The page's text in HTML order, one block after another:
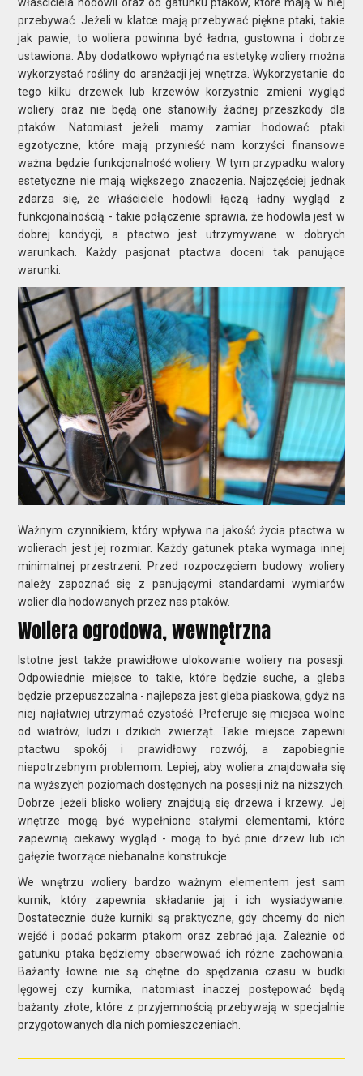
przebywać. Jeżeli w klatce mają przebywać piękne ptaki, takie
jak pawie, to woliera powinna być ładna, gustowna i dobrze
ustawiona. Aby dodatkowo wpłynąć na estetykę woliery można
wykorzystać rośliny do aranżacji jej wnętrza. Wykorzystanie do
tego kilku drzewek lub krzewów korzystnie zmieni wygląd
woliery oraz nie będą one stanowiły żadnej przeszkody dla
ptaków. Natomiast jeżeli mamy zamiar hodować ptaki
egzotyczne, które mają przynieść nam korzyści finansowe
ważna będzie funkcjonalność woliery. W tym przypadku walory
estetyczne nie mają większego znaczenia. Najczęściej jednak
zdarza się, że właściciele hodowli łączą ładny wygląd z
funkcjonalnością - takie połączenie sprawia, że hodowla jest w
dobrej kondycji, a ptactwo jest utrzymywane w dobrych
warunkach. Każdy pasjonat ptactwa doceni tak panujące
warunki.
Ważnym czynnikiem, który wpływa na jakość życia ptactwa w
wolierach jest jej rozmiar. Każdy gatunek ptaka wymaga innej
minimalnej przestrzeni. Przed rozpoczęciem budowy woliery
należy zapoznać się z panującymi standardami wymiarów
wolier dla hodowanych przez nas ptaków.
Woliera ogrodowa, wewnętrzna
Istotne jest także prawidłowe ulokowanie woliery na posesji.
Odpowiednie miejsce to takie, które będzie suche, a gleba
będzie przepuszczalna - najlepsza jest gleba piaskowa, gdyż na
niej najłatwiej utrzymać czystość. Preferuje się miejsca wolne
od wiatrów, ludzi i dzikich zwierząt. Takie miejsce zapewni
ptactwu spokój i prawidłowy rozwój, a zapobiegnie
niepotrzebnym problemom. Lepiej, aby woliera znajdowała się
na wyższych poziomach dostępnych na posesji niż na niższych.
Dobrze jeżeli blisko woliery znajdują się drzewa i krzewy. Jej
wnętrze mogą być wypełnione stałymi elementami, które
zapewnią ciekawy wygląd - mogą to być pnie drzew lub ich
gałęzie tworzące niebanalne konstrukcje.
We wnętrzu woliery bardzo ważnym elementem jest sam
kurnik, który zapewnia składanie jaj i ich wysiadywanie.
Dostatecznie duże kurniki są praktyczne, gdy chcemy do nich
wejść i podać pokarm ptakom oraz zebrać jaja. Zależnie od
gatunku ptaka będziemy obserwować ich różne zachowania.
Bażanty łowne nie są chętne do spędzania czasu w budki
lęgowej czy kurnika, natomiast inaczej postępować będą
bażanty złote, które z przyjemnością przebywają w specjalnie
przygotowanych dla nich pomieszczeniach.